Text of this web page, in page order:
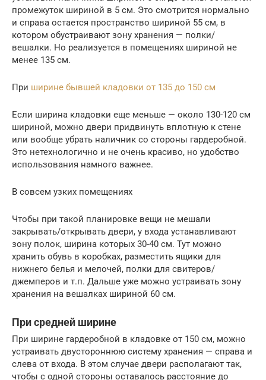
промежуток шириной в 5 см. Это смотрится нормально
и справа остается пространство шириной 55 см, в
котором обустраивают зону хранения — полки/
вешалки. Но реализуется в помещениях шириной не
менее 135 см.
При ширине бывшей кладовки от 135 до 150 см
Если ширина кладовки еще меньше — около 130-120 см
шириной, можно двери придвинуть вплотную к стене
или вообще убрать наличник со стороны гардеробной.
Это нетехнологично и не очень красиво, но удобство
использования намного важнее.
В совсем узких помещениях
Чтобы при такой планировке вещи не мешали
закрывать/открывать двери, у входа устанавливают
зону полок, ширина которых 30-40 см. Тут можно
хранить обувь в коробках, разместить ящики для
нижнего белья и мелочей, полки для свитеров/
джемперов и т.п. Дальше уже можно устраивать зону
хранения на вешалках шириной 60 см.
При средней ширине
При ширине гардеробной в кладовке от 150 см, можно
устраивать двустороннюю систему хранения — справа и
слева от входа. В этом случае двери располагают так,
чтобы с одной стороны оставалось расстояние до